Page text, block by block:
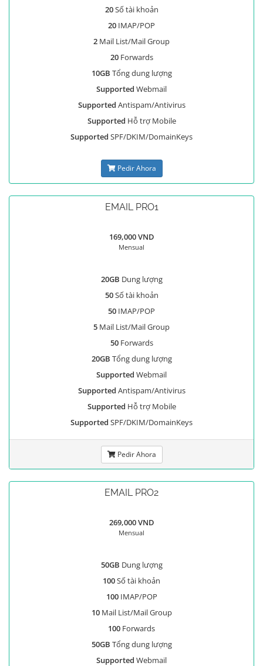
20Số tài khoản
20 IMAP/POP
2 Mail List/Mail Group
20Forwards
10GB Tổng dung lượng
Supported Webmail
Supported Antispam/Antivirus
Supported Hỗ trợ Mobile
Supported SPF/DKIM/DomainKeys
Pedir Ahora
EMAIL PRO1
169,000 VND
Mensual
20GB Dung lượng
50Số tài khoản
50 IMAP/POP
5 Mail List/Mail Group
50Forwards
20GB Tổng dung lượng
Supported Webmail
Supported Antispam/Antivirus
Supported Hỗ trợ Mobile
Supported SPF/DKIM/DomainKeys
Pedir Ahora
EMAIL PRO2
269,000 VND
Mensual
50GB Dung lượng
100Số tài khoản
100IMAP/POP
10Mail List/Mail Group
100 Forwards
50GB Tổng dung lượng
Supported Webmail